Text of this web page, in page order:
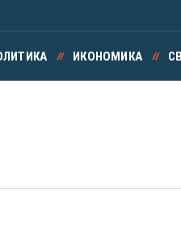
ИКОНОМИКА